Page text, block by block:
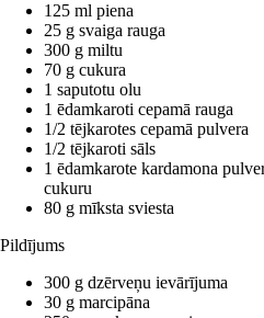
125 ml piena
25 g svaiga rauga
300 g miltu
70 g cukura
1 saputotu olu
1 ēdamkaroti cepamā rauga
1/2 tējkarotes cepamā pulvera
1/2 tējkaroti sāls
1 ēdamkarote kardamona
cukuru
80 g mīksta sviesta
Pildījums
300 g dzērveņu ievārījuma
30 g marcipāna